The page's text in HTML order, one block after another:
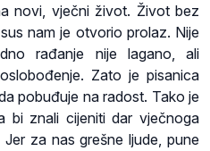
novi, vječni život. Život bez
nam je otvorio prolaz. Nije
rađanje nije lagano, ali
Zato je pisanica
pobuđuje na radost. Tako je
bi znali cijeniti dar vječnoga
za nas grešne ljude, pune